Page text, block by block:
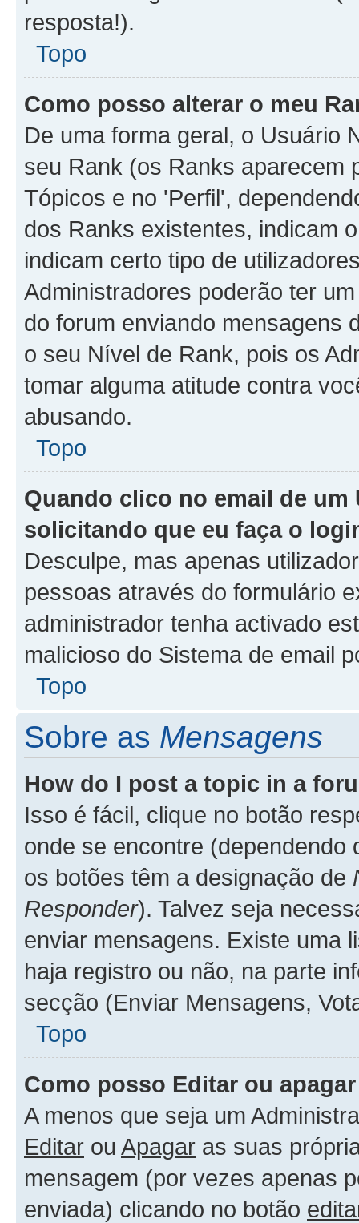
resposta!).
Topo
Como posso alterar o meu
De uma forma geral, o Usuário
seu Rank (os Ranks aparecem
Tópicos e no 'Perfil',
dos Ranks existentes, indicam
indicam certo tipo de
Administradores poderão ter
do forum enviando mensagens
o seu Nível de Rank, pois os
tomar alguma atitude contra
abusando.
Topo
Quando clico no email de um
solicitando que eu faça o
Desculpe, mas apenas
pessoas através do formulário
administrador tenha activado
malicioso do Sistema de email
Topo
Sobre as Mensagens
How do I post a topic in a
Isso é fácil, clique no botão
onde se encontre (dependendo
os botões têm a designação de
Responder). Talvez seja
enviar mensagens. Existe uma
haja registro ou não, na parte
secção (Enviar Mensagens,
Topo
Como posso Editar ou
A menos que seja um
Editar ou Apagar as suas
mensagem (por vezes apenas
enviada) clicando no botão